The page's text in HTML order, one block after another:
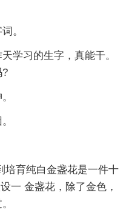
。
学习的生字，真能干。
?
培育纯白金盏花是一件十
一 金盏花，除了金色，